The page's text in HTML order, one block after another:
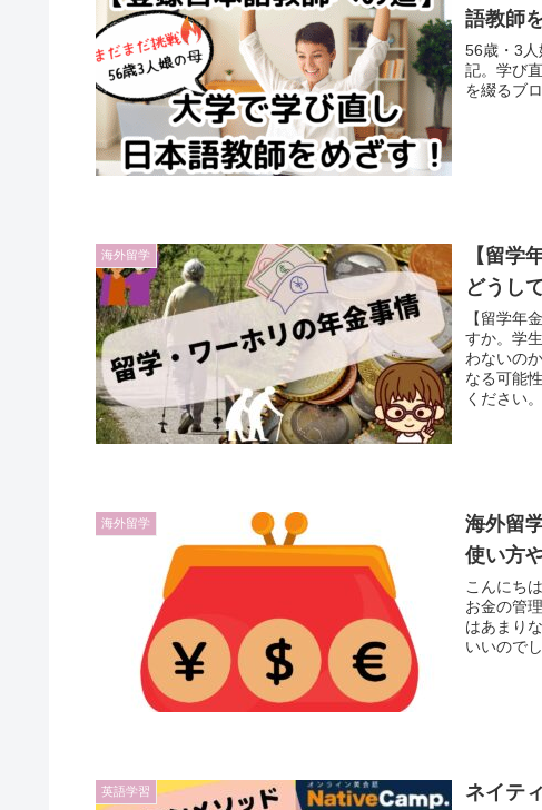
語教師
56歳・3
記。学び
を綴るブ
海外留学
【留学
どうし
【留学年
すか。学
わないの
なる可能
ください。
海外留学
海外留
使い方
こんにち
お金の管
はあまり
いいので
英語学習
ネイテ